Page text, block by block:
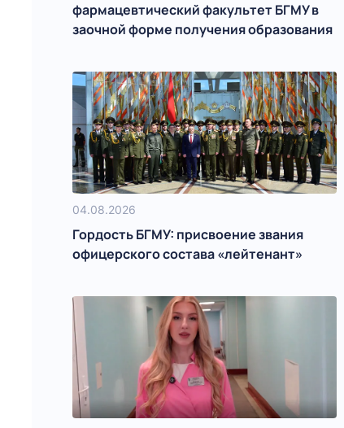
фармацевтический факультет БГМУ в
заочной форме получения образования
04.08.2026
Гордость БГМУ: присвоение звания
офицерского состава «лейтенант»